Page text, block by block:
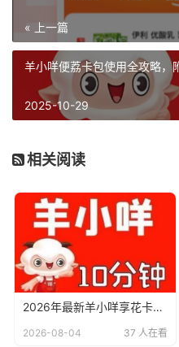
« 上一篇
羊小咩便荔卡包使用全攻略，
2025-10-29
相关阅读
2026年最新羊小咩享花卡与便荔卡操作全攻略：11种方法及实操指南
2026-08-04 37 人在看